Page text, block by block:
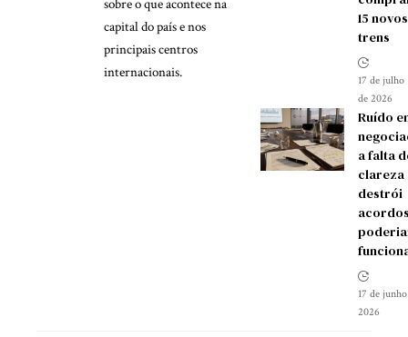
sobre o que acontece na
capital do país e nos
principais centros
internacionais.
15 novos
trens
17 de julho
de 2026
Ruído
a falta
clareza
destrói
17 de
2026